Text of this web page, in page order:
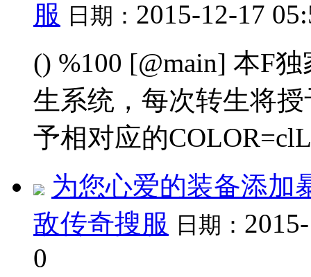
服 日期： 2015-12-17
() %100 [@main] 本F
生系统，每次转生将
予相对应的
为您心爱的装备添加
敌传奇搜服 日期：
0